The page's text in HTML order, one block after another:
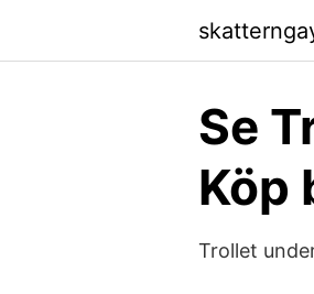
Se
Köp
Trollet